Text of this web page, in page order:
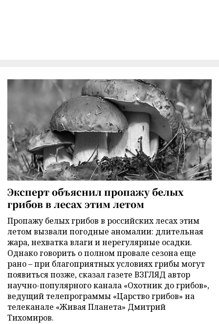
Эксперт объяснил пропажу белых
грибов в лесах этим летом
Пропажу белых грибов в российских лесах этим
летом вызвали погодные аномалии: длительная
жара, нехватка влаги и нерегулярные осадки.
Однако говорить о полном провале сезона еще
рано – при благоприятных условиях грибы могут
появиться позже, сказал газете ВЗГЛЯД автор
научно-популярного канала «Охотник до грибов»,
ведущий телепрограммы «Царство грибов» на
телеканале «Живая Планета» Дмитрий
Тихомиров.